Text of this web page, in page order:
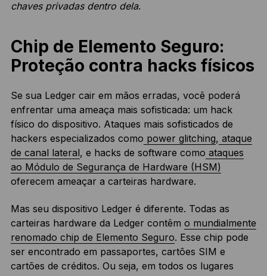
chaves privadas dentro dela.
Chip de Elemento Seguro:
Proteção contra hacks físicos
Se sua Ledger cair em mãos erradas, você poderá
enfrentar uma ameaça mais sofisticada: um hack
físico do dispositivo. Ataques mais sofisticados de
hackers especializados como power glitching, ataque
de canal lateral, e hacks de software como ataques
ao Módulo de Segurança de Hardware (HSM)
oferecem ameaçar a carteiras hardware.
Mas seu dispositivo Ledger é diferente. Todas as
carteiras hardware da Ledger contêm o mundialmente
renomado chip de Elemento Seguro. Esse chip pode
ser encontrado em passaportes, cartões SIM e
cartões de créditos. Ou seja, em todos os lugares